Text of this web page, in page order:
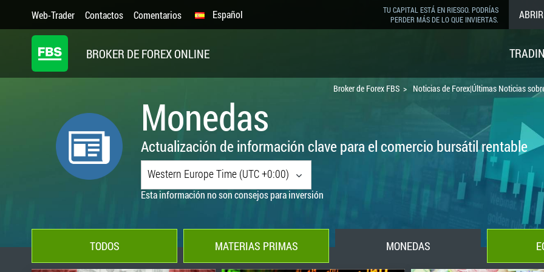
Web-Trader Contactos Comentarios
TU CAPITAL ESTÁ EN RIESGO. PODRÍAS
PERDER MÁS DE LO QUE INVIERTAS.
Español
BROKER DE FOREX ONLINE
Broker de Forex FBS Noticias de Forex|Últimas Noticias
Monedas
Actualización de información clave para el comercio bursátil rentable
Western Europe Time (UTC +0:00)
Esta información no son consejos para inversión
TODOS MATERIAS PRIMAS MONEDAS